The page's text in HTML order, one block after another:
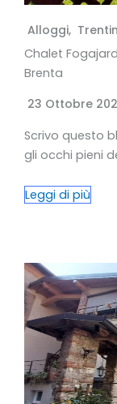
Alloggi,
Chalet
Brenta
23 Ottobre
Scrivo questo
gli occhi pieni
Leggi di più